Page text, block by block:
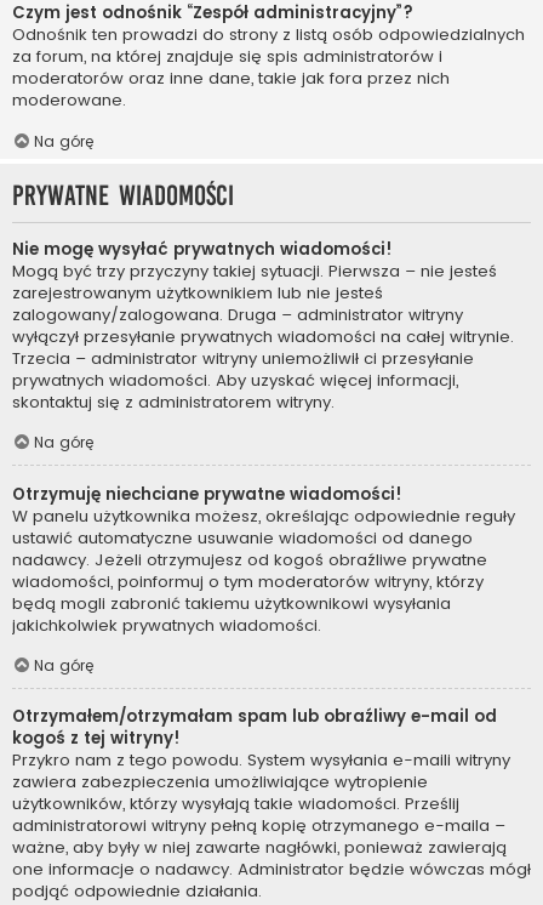
Czym jest odnośnik “Zespół administracyjny”?
Odnośnik ten prowadzi do strony z listą osób odpowiedzialnych
za forum, na której znajduje się spis administratorów i
moderatorów oraz inne dane, takie jak fora przez nich
moderowane.
Na górę
Prywatne wiadomości
Nie mogę wysyłać prywatnych wiadomości!
Mogą być trzy przyczyny takiej sytuacji. Pierwsza – nie jesteś
zarejestrowanym użytkownikiem lub nie jesteś
zalogowany/zalogowana. Druga – administrator witryny
wyłączył przesyłanie prywatnych wiadomości na całej witrynie.
Trzecia – administrator witryny uniemożliwił ci przesyłanie
prywatnych wiadomości. Aby uzyskać więcej informacji,
skontaktuj się z administratorem witryny.
Na górę
Otrzymuję niechciane prywatne wiadomości!
W panelu użytkownika możesz, określając odpowiednie reguły
ustawić automatyczne usuwanie wiadomości od danego
nadawcy. Jeżeli otrzymujesz od kogoś obraźliwe prywatne
wiadomości, poinformuj o tym moderatorów witryny, którzy
będą mogli zabronić takiemu użytkownikowi wysyłania
jakichkolwiek prywatnych wiadomości.
Na górę
Otrzymałem/otrzymałam spam lub obraźliwy e-mail od
kogoś z tej witryny!
Przykro nam z tego powodu. System wysyłania e-maili witryny
zawiera zabezpieczenia umożliwiające wytropienie
użytkowników, którzy wysyłają takie wiadomości. Prześlij
administratorowi witryny pełną kopię otrzymanego e-maila –
ważne, aby były w niej zawarte nagłówki, ponieważ zawierają
one informacje o nadawcy. Administrator będzie wówczas mógł
podjąć odpowiednie działania.